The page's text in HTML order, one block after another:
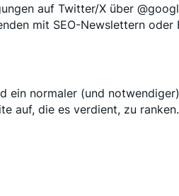
auf Twitter/X über
mit SEO-Newslettern oder
ein normaler (und
auf, die es verdient, zu